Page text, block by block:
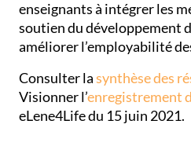
enseignants à intégrer les
soutien du développement
améliorer l’employabilité
Consulter lasynthèse des
Visionner l’enregistrement
eLene4Life du 15 juin 2021.